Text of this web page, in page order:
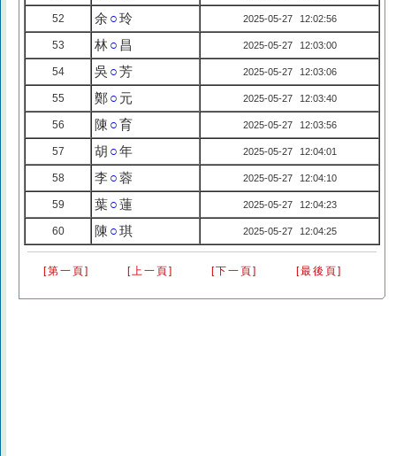
52 余 ○玲 2025-05-27 12:02:56
53 林○ 昌 2025-05-27 12:03:00
54 吳 ○芳 2025-05-27 12:03:06
55 鄭○ 元 2025-05-27 12:03:40
56 陳 ○育 2025-05-27 12:03:56
57 胡 ○年 2025-05-27 12:04:01
58 李○蓉 2025-05-27 12:04:10
59 葉○蓮 2025-05-27 12:04:23
60 陳 ○琪 2025-05-27 12:04:25
[第一頁] [上一頁] [下一頁] [最後頁]